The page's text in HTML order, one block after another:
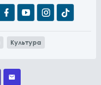
Культура